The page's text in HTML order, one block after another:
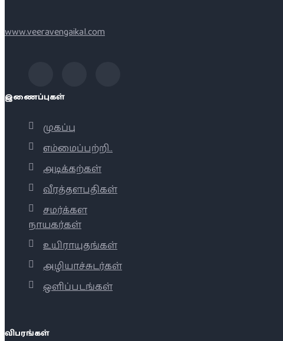
www.veeravengaikal.com
இணைப்புகள்
முகப்பு
எம்மைப்பற்றி..
அடிக்கற்கள்
வீரத்தளபதிகள்
சமர்க்கள
நாயகர்கள்
உயிராயுதங்கள்
அழியாச்சுடர்கள்
ஒளிப்படங்கள்
விபரங்கள்